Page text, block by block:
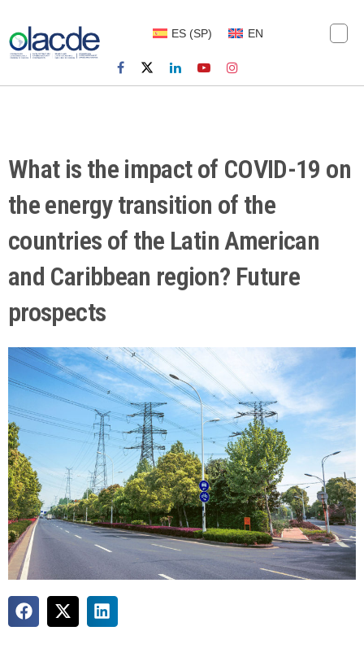
ES (SP) EN
What is the impact of COVID-19 on
the energy transition of the
countries of the Latin American
and Caribbean region? Future
prospects